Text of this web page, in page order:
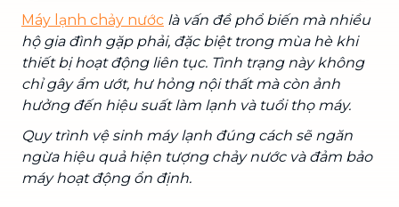
Máy lạnh chảy nước là vấn đề phổ biến mà nhiều
hộ gia đình gặp phải, đặc biệt trong mùa hè khi
thiết bị hoạt động liên tục. Tình trạng này không
chỉ gây ẩm ướt, hư hỏng nội thất mà còn ảnh
hưởng đến hiệu suất làm lạnh và tuổi thọ máy.
Quy trình vệ sinh máy lạnh đúng cách sẽ ngăn
ngừa hiệu quả hiện tượng chảy nước và đảm bảo
máy hoạt động ổn định.